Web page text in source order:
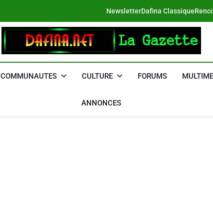
NewsletterDafina Classique
DAFINA
COMMUNAUTES CULTURE FORUMS
ANNONCES